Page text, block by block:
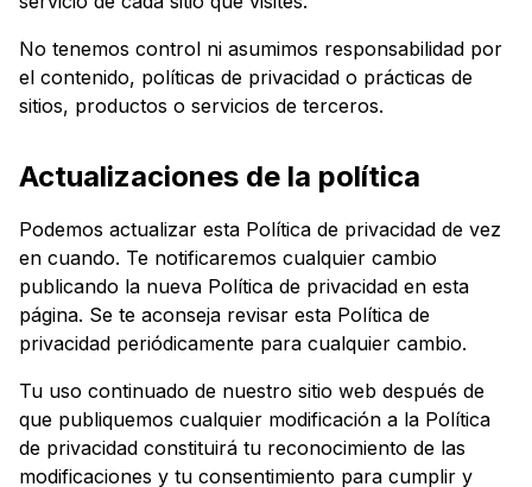
No tenemos control ni asumimos responsabilidad por
el contenido, políticas de privacidad o prácticas de
sitios, productos o servicios de terceros.
Actualizaciones de la política
Podemos actualizar esta Política de privacidad de vez
en cuando. Te notificaremos cualquier cambio
publicando la nueva Política de privacidad en esta
página. Se te aconseja revisar esta Política de
privacidad periódicamente para cualquier cambio.
Tu uso continuado de nuestro sitio web después de
que publiquemos cualquier modificación a la Política
de privacidad constituirá tu reconocimiento de las
modificaciones y tu consentimiento para cumplir y